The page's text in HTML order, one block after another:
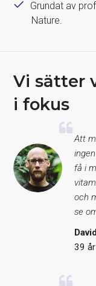
Grundat av
Nature.
Vi sätter
i fokus
Att
få i
och
se
39 år